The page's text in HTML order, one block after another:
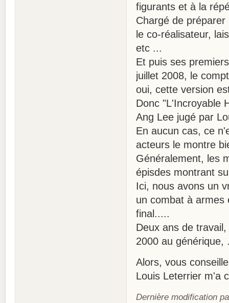
figurants et à la
Chargé de
le co-réalisateur,
etc ...
Et puis ses
juillet 2008, le
oui, cette version
Donc "L'Incroyable
Ang Lee jugé par
En aucun cas, ce
acteurs le montre
Généralement, les
épisdes montrant
Ici, nous avons un
un combat à armes
final.....
Deux ans de
2000 au générique,
Alors, vous
Louis Leterrier m'a
Dernière modification